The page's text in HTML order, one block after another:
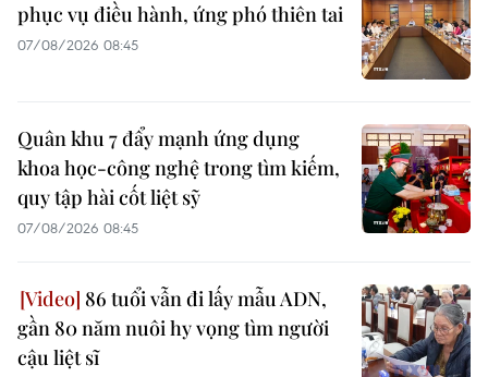
phục vụ điều hành, ứng phó thiên tai
07/08/2026 08:45
Quân khu 7 đẩy mạnh ứng dụng
khoa học-công nghệ trong tìm kiếm,
quy tập hài cốt liệt sỹ
07/08/2026 08:45
86 tuổi vẫn đi lấy mẫu ADN,
gần 80 năm nuôi hy vọng tìm người
cậu liệt sĩ